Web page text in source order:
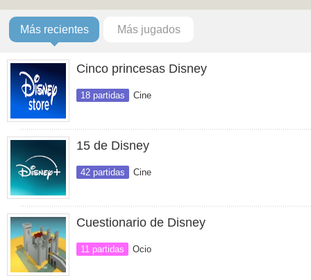
Más recientes Más jugados
Cinco princesas Disney
18 partidas Cine
15 de Disney
42 partidas Cine
Cuestionario de Disney
11 partidas Ocio